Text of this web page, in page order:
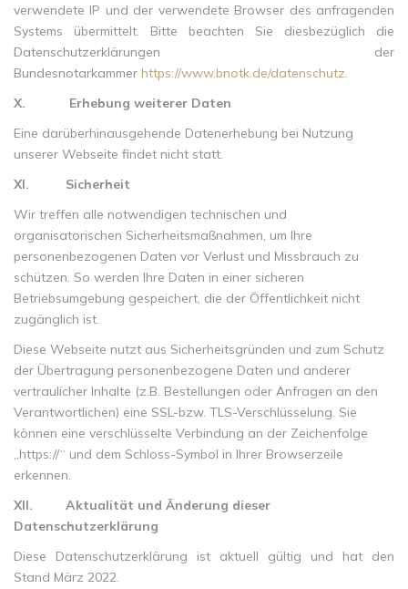
verwendete IP und der verwendete Browser des anfragenden
Systems übermittelt. Bitte beachten Sie diesbezüglich die
Datenschutzerklärungen der
Bundesnotarkammer https://www.bnotk.de/datenschutz.
X. Erhebung weiterer Daten
Eine darüberhinausgehende Datenerhebung bei Nutzung
unserer Webseite findet nicht statt.
XI. Sicherheit
Wir treffen alle notwendigen technischen und
organisatorischen Sicherheitsmaßnahmen, um Ihre
personenbezogenen Daten vor Verlust und Missbrauch zu
schützen. So werden Ihre Daten in einer sicheren
Betriebsumgebung gespeichert, die der Öffentlichkeit nicht
zugänglich ist.
Diese Webseite nutzt aus Sicherheitsgründen und zum Schutz
der Übertragung personenbezogene Daten und anderer
vertraulicher Inhalte (z.B. Bestellungen oder Anfragen an den
Verantwortlichen) eine SSL-bzw. TLS-Verschlüsselung. Sie
können eine verschlüsselte Verbindung an der Zeichenfolge
„https://“ und dem Schloss-Symbol in Ihrer Browserzeile
erkennen.
XII. Aktualität und Änderung dieser
Datenschutzerklärung
Diese Datenschutzerklärung ist aktuell gültig und hat den
Stand März 2022.